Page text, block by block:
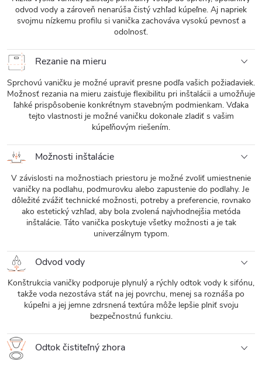
odvod vody a zároveň nenarúša čistý vzhľad kúpeľne. Aj napriek
svojmu nízkemu profilu si vanička zachováva vysokú pevnosť a
odolnosť.
Rezanie na mieru
Sprchovú vaničku je možné upraviť presne podľa vašich požiadaviek.
Možnosť rezania na mieru zaisťuje flexibilitu pri inštalácii a umožňuje
ľahké prispôsobenie konkrétnym stavebným podmienkam. Vďaka
tejto vlastnosti je možné vaničku dokonale zladiť s vašim
kúpeľňovým riešením.
Možnosti inštalácie
V závislosti na možnostiach priestoru je možné zvoliť umiestnenie
vaničky na podlahu, podmurovku alebo zapustenie do podlahy. Je
dôležité zvážiť technické možnosti, potreby a preferencie, rovnako
ako estetický vzhľad, aby bola zvolená najvhodnejšia metóda
inštalácie. Táto vanička poskytuje všetky možnosti a je tak
univerzálnym typom.
Odvod vody
Konštrukcia vaničky podporuje plynulý a rýchly odtok vody k sifónu,
takže voda nezostáva stáť na jej povrchu, menej sa roznáša po
kúpeľni a jej jemne zdrsnená textúra môže lepšie plniť svoju
bezpečnostnú funkciu.
Odtok čistiteľný zhora